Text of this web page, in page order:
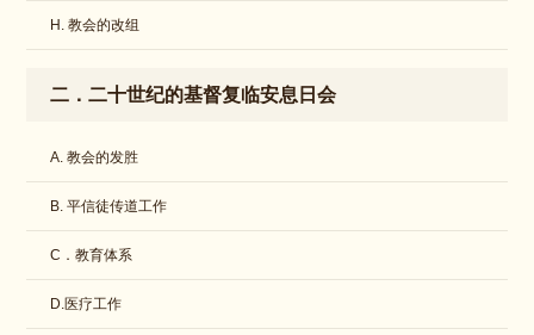
H. 教会的改组
二．二十世纪的基督复临安息日会
A. 教会的发胜
B. 平信徒传道工作
C．教育体系
D.医疗工作